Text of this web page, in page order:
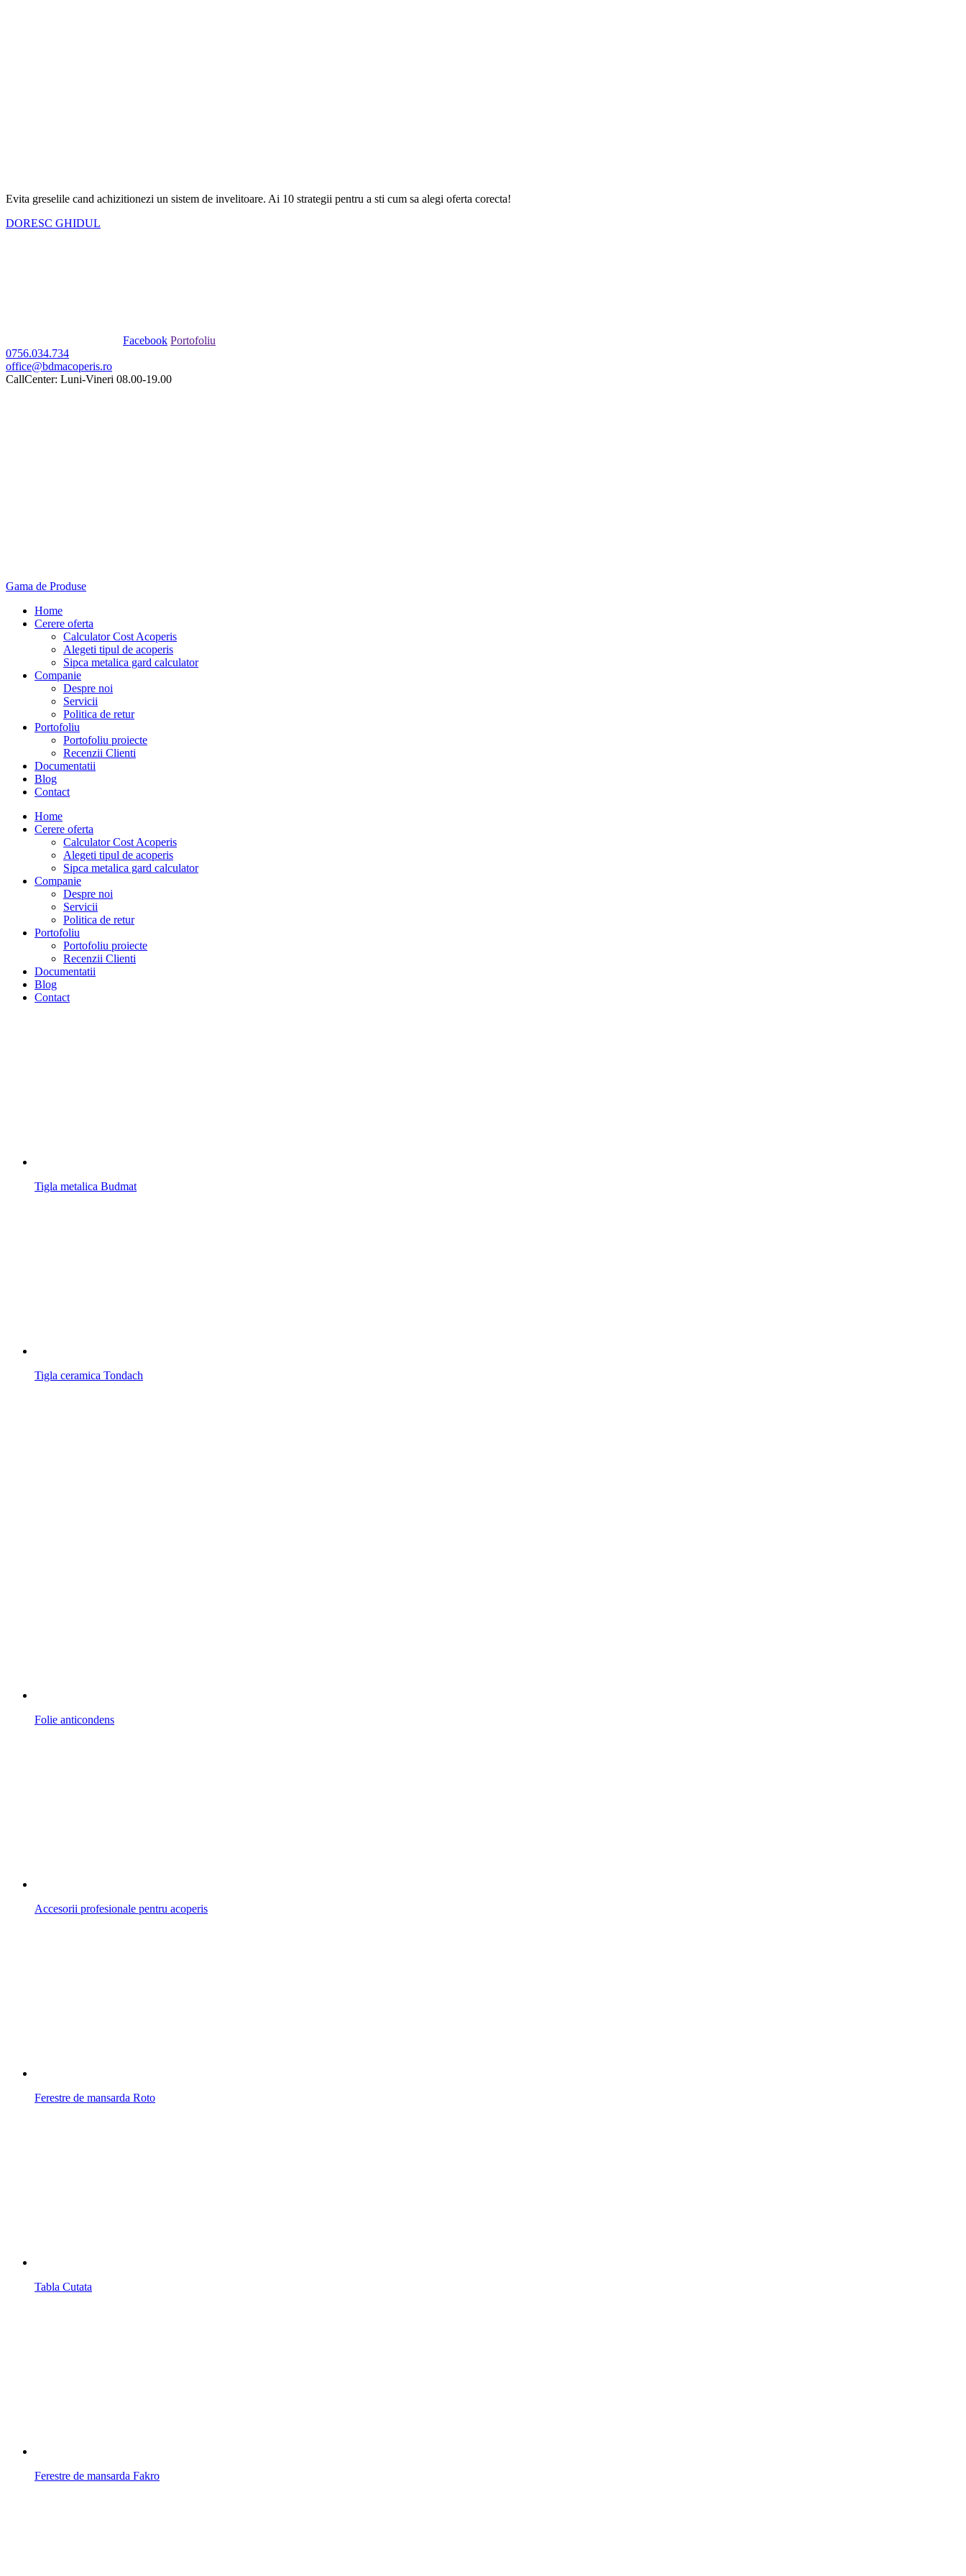
Evita greselile cand achizitionezi un sistem de invelitoare. Ai 10 strategii pentru a sti cum sa alegi oferta corecta!
DORESC GHIDUL
Facebook Portofoliu
0756.034.734
office@bdmacoperis.ro
CallCenter: Luni-Vineri 08.00-19.00
Gama de Produse
Home
Cerere oferta
Calculator Cost Acoperis
Alegeti tipul de acoperis
Sipca metalica gard calculator
Companie
Despre noi
Servicii
Politica de retur
Portofoliu
Portofoliu proiecte
Recenzii Clienti
Documentatii
Blog
Contact
Home
Cerere oferta
Calculator Cost Acoperis
Alegeti tipul de acoperis
Sipca metalica gard calculator
Companie
Despre noi
Servicii
Politica de retur
Portofoliu
Portofoliu proiecte
Recenzii Clienti
Documentatii
Blog
Contact
Tigla metalica Budmat
Tigla ceramica Tondach
Folie anticondens
Accesorii profesionale pentru acoperis
Ferestre de mansarda Roto
Tabla Cutata
Ferestre de mansarda Fakro